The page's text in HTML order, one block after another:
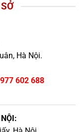
Hà Nội.
602 688